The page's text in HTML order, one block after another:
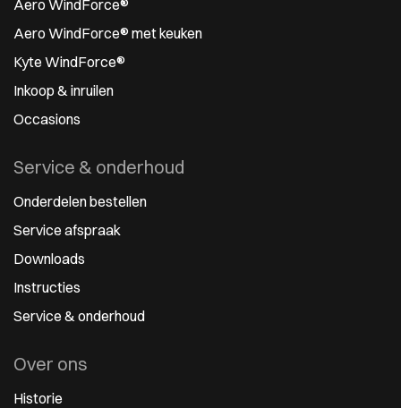
Aero WindForce®
Aero WindForce® met keuken
Kyte WindForce®
Inkoop & inruilen
Occasions
Service & onderhoud
Onderdelen bestellen
Service afspraak
Downloads
Instructies
Service & onderhoud
Over ons
Historie